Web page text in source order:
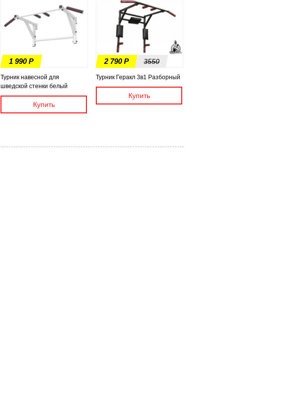
1 990 Р
Турник навесной для
шведской стенки белый
2 790 Р 3550
Турник Геракл 3в1 Разборный